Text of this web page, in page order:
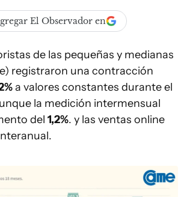
El Observador en
de las pequeñas y medianas
registraron una contracción
a valores constantes durante el
la medición intermensual
del 1,2%. y las ventas online